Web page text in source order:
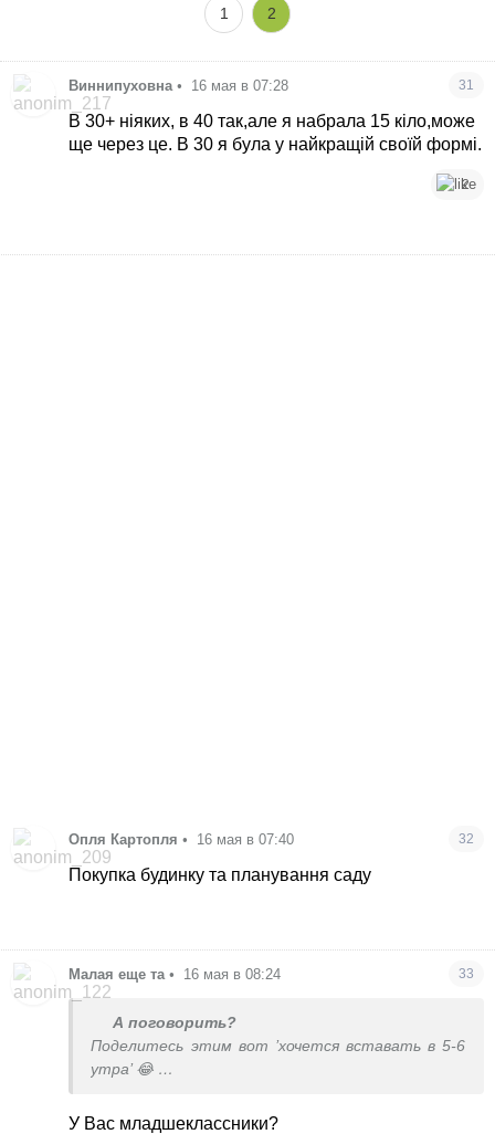
1 2
Виннипуховна • 16 мая в 07:28 31
В 30+ ніяких, в 40 так,але я набрала 15 кіло,може
ще через це. В 30 я була у найкращій своїй формі.
2
Опля Картопля • 16 мая в 07:40 32
Покупка будинку та планування саду
Малая еще та • 16 мая в 08:24 33
А поговорить?
Поделитесь этим вот ’хочется вставать в 5-6
утра’ 😂
мука. 40 годиков. И да, встаю в 7, потому что
У Вас младшеклассники?